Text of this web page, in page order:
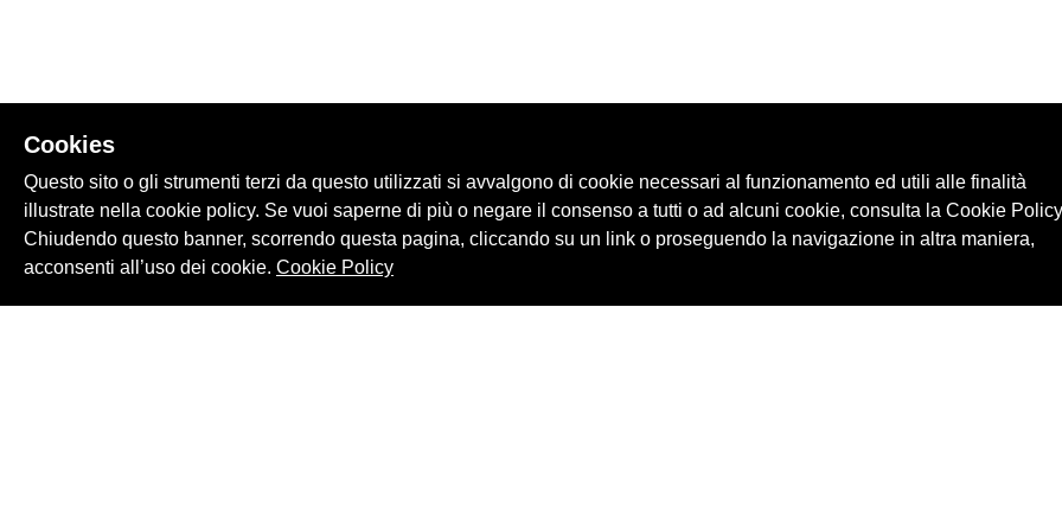
Cookies
Questo sito o gli strumenti terzi da questo utilizzati si avvalgono di cookie necessari al funzionamento ed utili alle finalità
illustrate nella cookie policy. Se vuoi saperne di più o negare il consenso a tutti o ad alcuni cookie, consulta la Cookie
Chiudendo questo banner, scorrendo questa pagina, cliccando su un link o proseguendo la navigazione in altra maniera,
acconsenti all’uso dei cookie. Cookie Policy